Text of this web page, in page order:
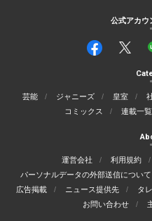
公式アカウ
芸能 ジャニーズ 皇室
コミックス
連載一覧
運営会社 利用規約
パーソナルデータの外部送信について
広告掲載
ニュース提供先 タ
お問い合わせ